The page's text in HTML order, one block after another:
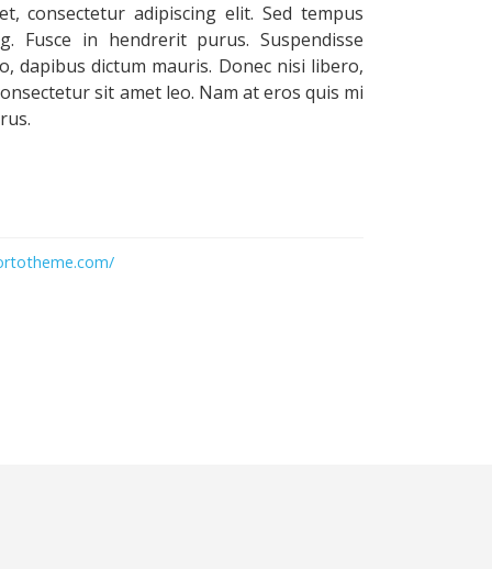
consectetur adipiscing elit. Sed tempus
Fusce in hendrerit purus. Suspendisse
dapibus dictum mauris. Donec nisi libero,
sit amet leo. Nam at eros quis mi